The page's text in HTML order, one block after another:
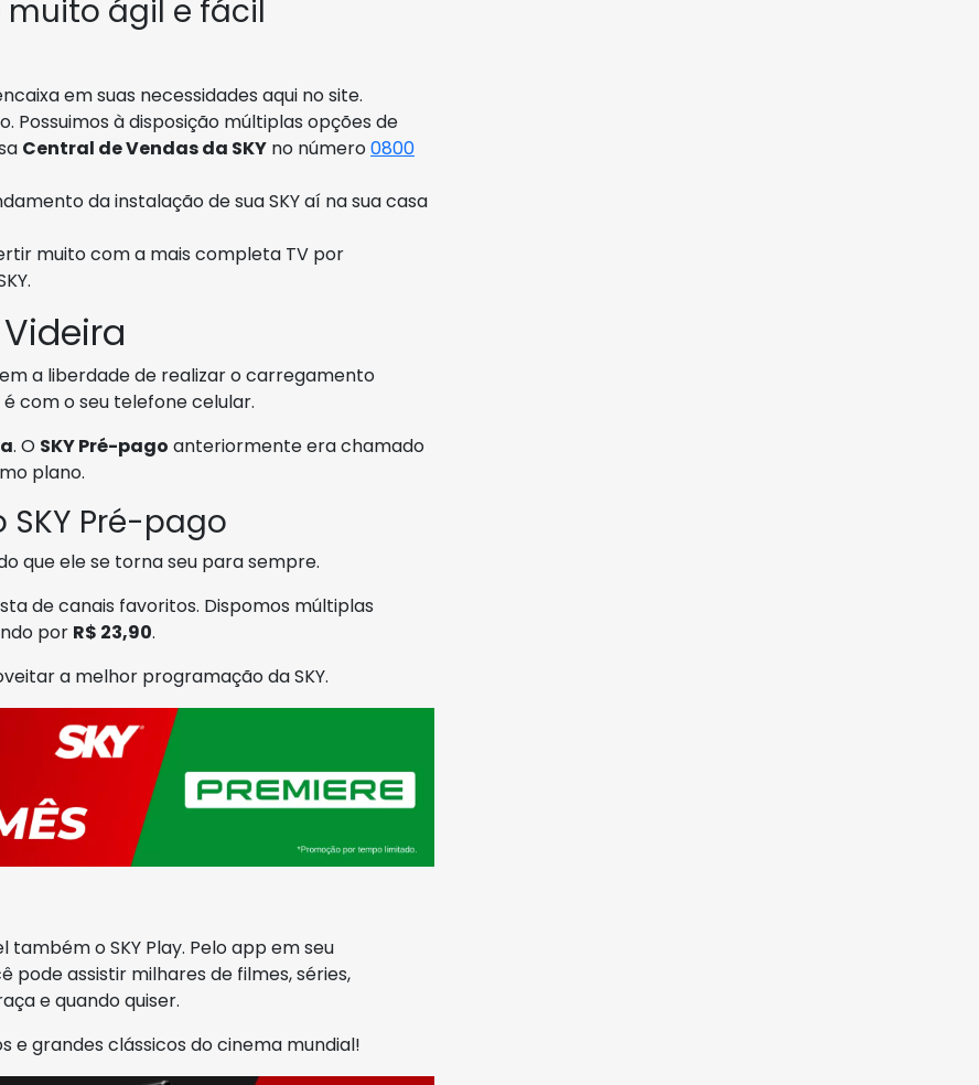
muito ágil e fácil
em suas necessidades aqui no site.
Possuimos à disposição múltiplas opções de
Central de Vendas da SKY no número0800
da instalação de sua SKY aí na sua casa
muito com a mais completa TV por
a liberdade de realizar o carregamento
com o seu telefone celular.
. O SKY Pré-pago anteriormente era chamado
plano.
Pré-pago
que ele se torna seu para sempre.
de canais favoritos. Dispomos múltiplas
por R$ 23,90.
a melhor programação da SKY.
também o SKY Play. Pelo app em seu
pode assistir milhares de filmes, séries,
e quando quiser.
e grandes clássicos do cinema mundial!